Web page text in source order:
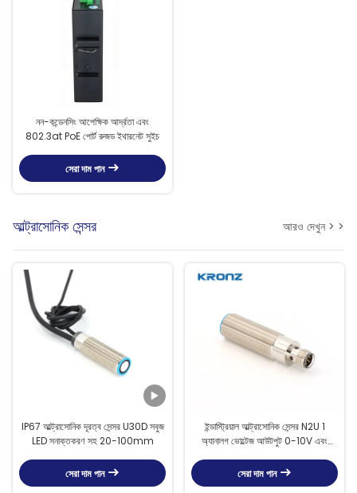
নন-কন্ডেনসিং আপেক্ষিক আর্দ্রতা এবং
802.3at PoE পোর্ট রুজড ইথারনেট সুইচ
সেরা দাম পান
আল্ট্রাসোনিক সেন্সর আরও দেখুন > >
IP67 আল্ট্রাসোনিক দূরত্ব সেন্সর U30D সবুজ
LED সনাক্তকরণ সহ 20-100mm
সেরা দাম পান
ইন্ডাস্ট্রিয়াল আল্ট্রাসোনিক সেন্সর N2U 1
অ্যানালগ ভোল্টেজ আউটপুট 0-10V এবং
সেরা দাম পান